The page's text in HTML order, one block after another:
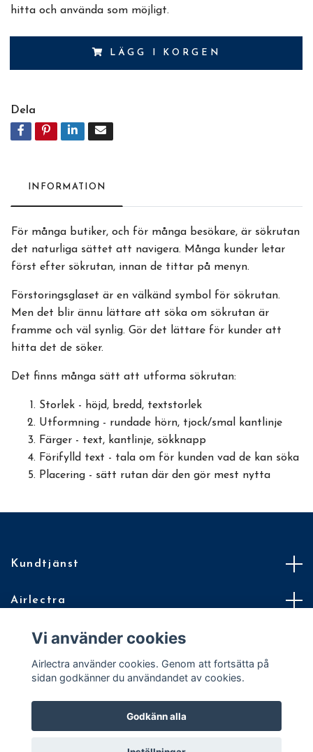
hitta och använda som möjligt.
LÄGG I KORGEN
Dela
INFORMATION
För många butiker, och för många besökare, är sökrutan
det naturliga sättet att navigera. Många kunder letar
först efter sökrutan, innan de tittar på menyn.
Förstoringsglaset är en välkänd symbol för sökrutan.
Men det blir ännu lättare att söka om sökrutan är
framme och väl synlig. Gör det lättare för kunder att
hitta det de söker.
Det finns många sätt att utforma sökrutan:
Storlek - höjd, bredd, textstorlek
Utformning - rundade hörn, tjock/smal kantlinje
Färger - text, kantlinje, sökknapp
Förifylld text - tala om för kunden vad de kan söka
Placering - sätt rutan där den gör mest nytta
Kundtjänst
Airlectra
Villkor
En Quickbutik för din Quickbutik
© 2026 Airlectra
Vi använder cookies
Airlectra använder cookies. Genom att fortsätta på
sidan godkänner du användandet av cookies.
Godkänn alla